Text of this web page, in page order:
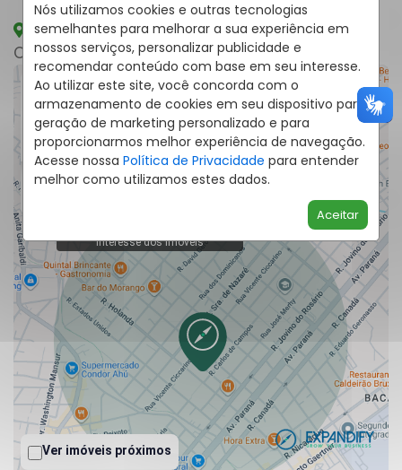
Nós utilizamos cookies e outras tecnologias
semelhantes para melhorar a sua experiência em
nossos serviços, personalizar publicidade e
recomendar conteúdo com base em seu interesse.
Ao utilizar este site, você concorda com o
armazenamento de cookies em seu dispositivo para
geração de marketing personalizado e para
proporcionarmos melhor experiência de navegação.
Acesse nossa Política de Privacidade para entender
melhor como utilizamos estes dados.
Aceitar
Rua Vicente Ciccarino, 587, Boa Vista -
Curitiba/PR